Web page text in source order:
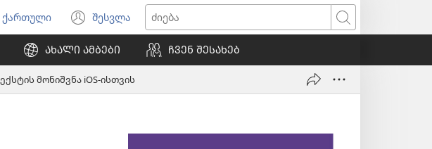
აირჩიეთ
ენა
ქართული შესვლა
(გაიხსნება
ახალი
ფანჯარა)
ძიება
ᲐᲮᲐᲚᲘ ᲐᲛᲑᲔᲑᲘ ᲩᲕᲔᲜ ᲨᲔᲡᲐᲮᲔᲑ
მონიშვნა iOS-ისთვის